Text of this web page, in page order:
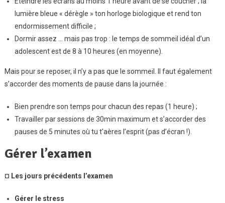
lumière bleue « dérègle » ton horloge biologique et rend ton
endormissement difficile ;
Dormir assez … mais pas trop : le temps de sommeil idéal d’un
adolescent est de 8 à 10 heures (en moyenne).
Mais pour se reposer, il n’y a pas que le sommeil. Il faut également
s’accorder des moments de pause dans la journée :
Bien prendre son temps pour chacun des repas (1 heure) ;
Travailler par sessions de 30min maximum et s’accorder des
pauses de 5 minutes où tu t’aères l’esprit (pas d’écran !).
Gérer l’examen
¤ Les jours précédents l’examen
Gérer le stress